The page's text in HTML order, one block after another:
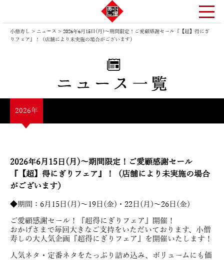
小僧寿し > ニュ－ス > 2026年6月15日(月)～期間限定！ご愛顧感謝セール『【超】得にぎ
りフェア』！（店舗により未実施の場合がございます）
2026年
2026年6月15日(月)～期間限定！ご愛顧感謝セール
『【超】得にぎりフェア』！（店舗により未実施の場合
がございます）
◆期間：6月15日(月)～19日(金)・22日(月)～26日(金)
ご愛顧感謝セール！『超得にぎりフェア』開催！
おかげさまで毎回大きなご支持をいただいております、小僧
寿しの大人気企画『超得にぎりフェア』を開催いたします！
人気ネタ・定番ネタをたっぷり詰め込み、ボリュームにも価